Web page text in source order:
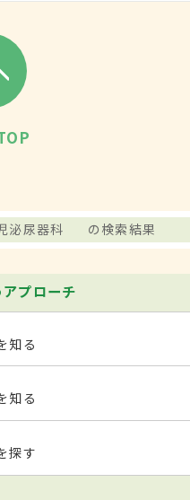
泌尿器科 の検索結果
プローチ
知る
知る
探す